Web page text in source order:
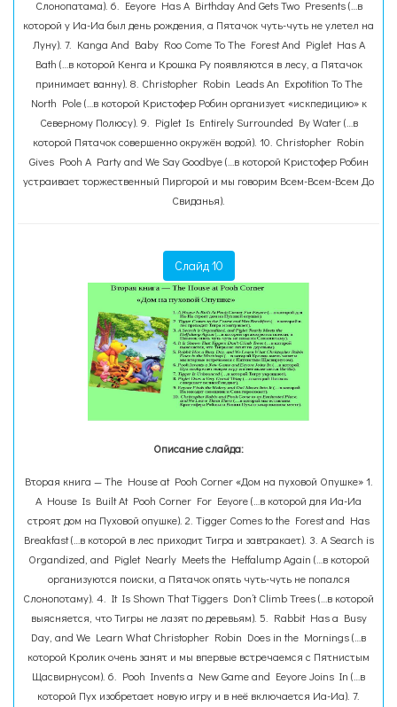
Слонопатама). 6. Eeyore Has A Birthday And Gets Two Presents (…в
которой у Иа-Иа был день рождения, а Пятачок чуть-чуть не улетел на
Луну). 7. Kanga And Baby Roo Come To The Forest And Piglet Has A
Bath (…в которой Кенга и Крошка Ру появляются в лесу, а Пятачок
принимает ванну). 8. Christopher Robin Leads An Expotition To The
North Pole (…в которой Кристофер Робин организует «искпедицию» к
Северному Полюсу). 9. Piglet Is Entirely Surrounded By Water (…в
которой Пятачок совершенно окружён водой). 10. Christopher Robin
Gives Pooh A Party and We Say Goodbye (…в которой Кристофер Робин
устраивает торжественный Пиргорой и мы говорим Всем-Всем-Всем До
Свиданья).
Слайд 10
Описание слайда:
Вторая книга — The House at Pooh Corner «Дом на пуховой Опушке» 1.
A House Is Built At Pooh Corner For Eeyore (…в которой для Иа-Иа
строят дом на Пуховой опушке). 2. Tigger Comes to the Forest and Has
Breakfast (…в которой в лес приходит Тигра и завтракает). 3. A Search is
Organdized, and Piglet Nearly Meets the Heffalump Again (…в которой
организуются поиски, а Пятачок опять чуть-чуть не попался
Слонопотаму). 4. It Is Shown That Tiggers Don’t Climb Trees (…в которой
выясняется, что Тигры не лазят по деревьям). 5. Rabbit Has a Busy
Day, and We Learn What Christopher Robin Does in the Mornings (…в
которой Кролик очень занят и мы впервые встречаемся с Пятнистым
Щасвирнусом). 6. Pooh Invents a New Game and Eeyore Joins In (…в
которой Пух изобретает новую игру и в неё включается Иа-Иа). 7.